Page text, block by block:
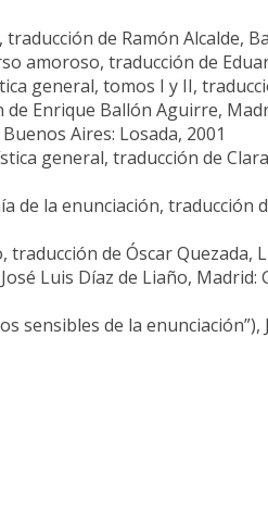
de Ramón Alcalde,
amoroso, traducción de
general, tomos I y II,
Enrique Ballón Aguirre,
Aires: Losada, 2001
general, traducción de
de la enunciación,
traducción de Óscar
Luis Díaz de Liaño,
sensibles de la